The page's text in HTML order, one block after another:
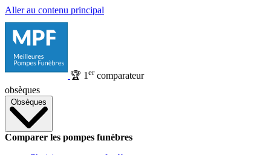
Aller au contenu principal
🏆 1 ercomparateur
obsèques
Obsèques
Comparer les pompes funèbres